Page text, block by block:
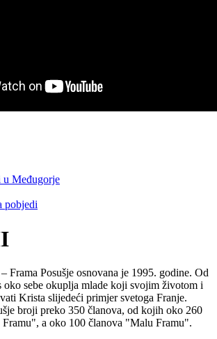
u Međugorje
pobjedi
Frama Posušje osnovana je 1995. godine. Od
oko sebe okuplja mlade koji svojim životom i
Krista slijedeći primjer svetoga Franje.
broji preko 350 članova, od kojih oko 260
a oko 100 članova "Malu Framu".